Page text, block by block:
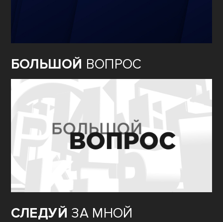
БОЛЬШОЙ ВОПРОС
СЛЕДУЙ ЗА МНОЙ